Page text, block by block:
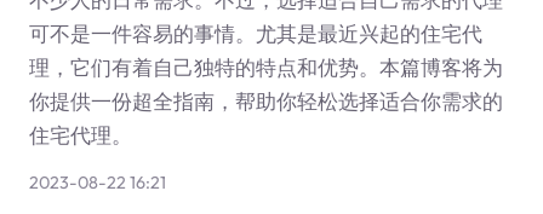
可不是一件容易的事情。尤其是最近兴起的住宅代
理，它们有着自己独特的特点和优势。本篇博客将为
你提供一份超全指南，帮助你轻松选择适合你需求的
住宅代理。
2023-08-22 16:21